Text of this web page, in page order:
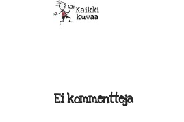
Ei kommentteja